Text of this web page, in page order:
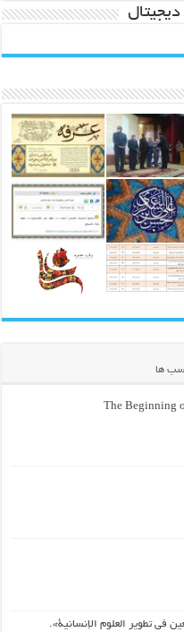
ها
The Beginning
في تطوير العلوم الإنسانية».